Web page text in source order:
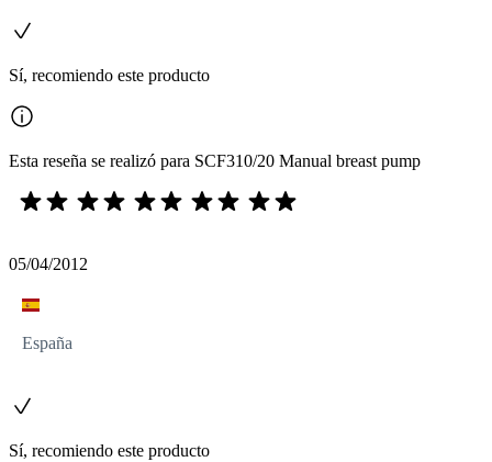
Sí, recomiendo este producto
Esta reseña se realizó para SCF310/20 Manual breast pump
05/04/2012
España
Sí, recomiendo este producto